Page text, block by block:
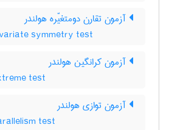
آزمون تقارن دومتغیّره هولندر
symmetry test
آزمون کرانگین هولندر
test
آزمون توازی هولندر
test